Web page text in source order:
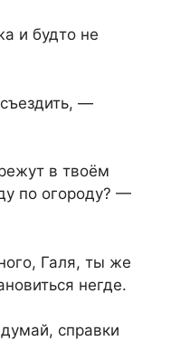
и будто не
—
в твоём
по огороду? —
Галя, ты же
негде.
справки